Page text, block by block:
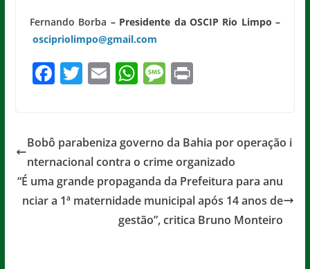
Fernando Borba – Presidente da OSCIP Rio Limpo –
oscipriolimpo@gmail.com
F
a
e
b
o
o
T
w
er
E
m
l
W
h
s
A
p
p
M
e
a
g
e
Pr
Bobô parabeniza governo da Bahia por operação i
nternacional contra o crime organizado
“É uma grande propaganda da Prefeitura para anu
nciar a 1ª maternidade municipal após 14 anos de
gestão”, critica Bruno Monteiro